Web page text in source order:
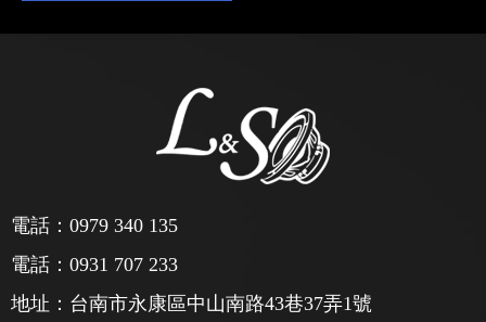
電話： 0979 340 135
電話： 0931 707 233
地址：台南市永康區中山南路43巷37弄1號